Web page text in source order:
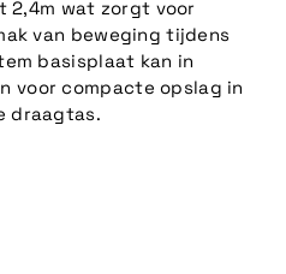
2,4m wat zorgt voor
van beweging tijdens
basisplaat kan in
voor compacte opslag in
draagtas.